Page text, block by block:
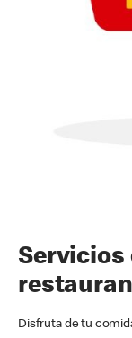
Servicios
Disfruta de tu